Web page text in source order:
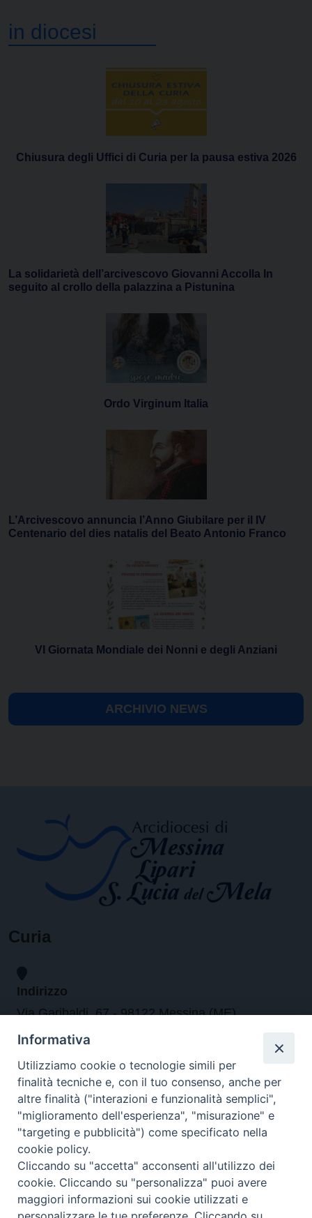
in diocesi
Chiusura degli Uffici di Curia per la pausa estiva 2026
La solidarietà dell’arcivescovo Giovanni Accolla In
seguito al crollo della palazzina a Pistunina
Ordo Virginum Italia
L’Arcivescovo annuncia l’Anno Giubilare per il IV
Centenario del dies natalis del Beato Antonio Franco
VI Giornata Mondiale dei Nonni e degli Anziani
ARCHIVIO NEWS
Curia
Indirizzo
Via Garibaldi, 67 - 98122 Messina (ME)
Orari
da lunedi al venerdi dalle ore 9.30 alle 12.30
Contatti
Tel. 090.6684111 - Fax. 090.6684206
arcivescovo.messina@tin.it
Informativa
Utilizziamo cookie o tecnologie simili per
finalità tecniche e, con il tuo consenso, anche per
altre finalità ("interazioni e funzionalità semplici",
"miglioramento dell'esperienza", "misurazione" e
"targeting e pubblicità") come specificato nella
cookie policy.
Cliccando su "accetta" acconsenti all'utilizzo dei
cookie. Cliccando su "personalizza" puoi avere
maggiori informazioni sui cookie utilizzati e